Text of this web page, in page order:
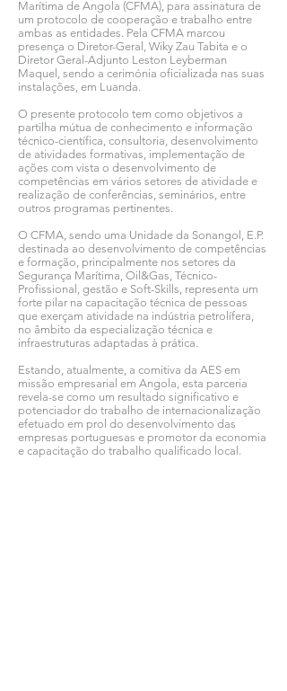
Marítima de Angola (CFMA), para assinatura de
um protocolo de cooperação e trabalho entre
ambas as entidades. Pela CFMA marcou
presença o Diretor-Geral, Wiky Zau Tabita e o
Diretor Geral-Adjunto Leston Leyberman
Maquel, sendo a cerimónia oficializada nas suas
instalações, em Luanda.
O presente protocolo tem como objetivos a
partilha mútua de conhecimento e informação
técnico-científica, consultoria, desenvolvimento
de atividades formativas, implementação de
ações com vista o desenvolvimento de
competências em vários setores de atividade e
realização de conferências, seminários, entre
outros programas pertinentes.
O CFMA, sendo uma Unidade da Sonangol, E.P.
destinada ao desenvolvimento de competências
e formação, principalmente nos setores da
Segurança Marítima, Oil&Gas, Técnico-
Profissional, gestão e Soft-Skills, representa um
forte pilar na capacitação técnica de pessoas
que exerçam atividade na indústria petrolífera,
no âmbito da especialização técnica e
infraestruturas adaptadas à prática.
Estando, atualmente, a comitiva da AES em
missão empresarial em Angola, esta parceria
revela-se como um resultado significativo e
potenciador do trabalho de internacionalização
efetuado em prol do desenvolvimento das
empresas portuguesas e promotor da economia
e capacitação do trabalho qualificado local.